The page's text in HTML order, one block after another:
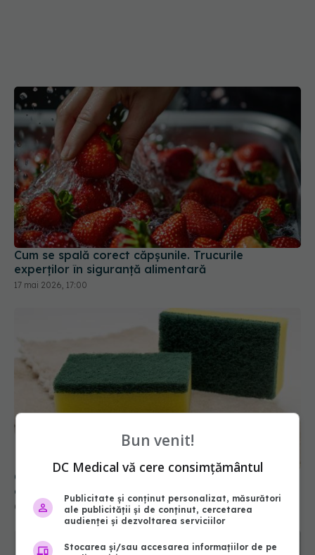
Cum se spală corect căpșunile. Trucurile
experților în siguranță alimentară
17 mai 2026, 17:00
Ce se spală, de fapt, cu partea verde a buretelui
de vase
08 feb 2026, 18:34
Bun venit!
DC Medical vă cere consimțământul
Publicitate și conținut personalizat, măsurători
ale publicității și de conținut, cercetarea
audienței și dezvoltarea serviciilor
Stocarea și/sau accesarea informațiilor de pe